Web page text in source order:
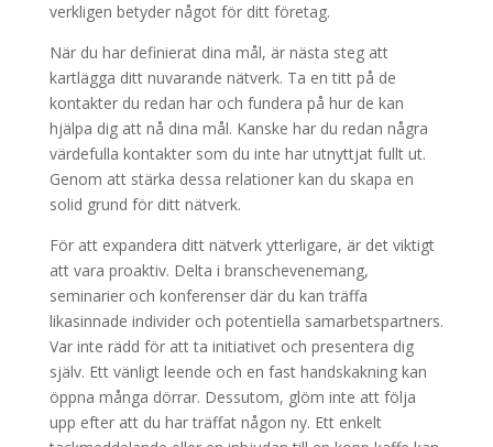
verkligen betyder något för ditt företag.
När du har definierat dina mål, är nästa steg att
kartlägga ditt nuvarande nätverk. Ta en titt på de
kontakter du redan har och fundera på hur de kan
hjälpa dig att nå dina mål. Kanske har du redan några
värdefulla kontakter som du inte har utnyttjat fullt ut.
Genom att stärka dessa relationer kan du skapa en
solid grund för ditt nätverk.
För att expandera ditt nätverk ytterligare, är det viktigt
att vara proaktiv. Delta i branschevenemang,
seminarier och konferenser där du kan träffa
likasinnade individer och potentiella samarbetspartners.
Var inte rädd för att ta initiativet och presentera dig
själv. Ett vänligt leende och en fast handskakning kan
öppna många dörrar. Dessutom, glöm inte att följa
upp efter att du har träffat någon ny. Ett enkelt